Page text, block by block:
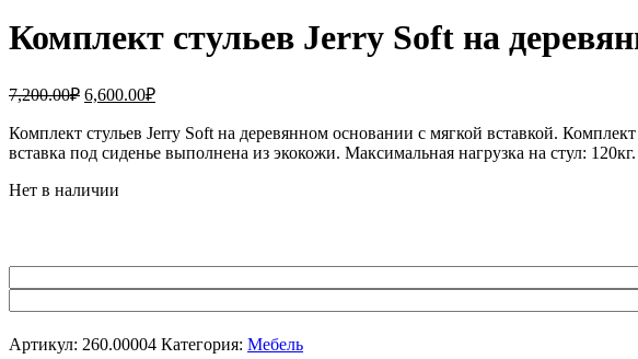
Комплект стульев Jerry Soft на
7,200.00₽ Первоначальная
составляла
7,200.00₽.
6,600.00₽Текущая
6,600.00₽.
Комплект стульев Jerry Soft на деревянном основании с мягкой вставкой.
вставка под сиденье выполнена из экокожи. Максимальная нагрузка на стул:
Нет в наличии
Артикул: 260.00004 Категория: Мебель